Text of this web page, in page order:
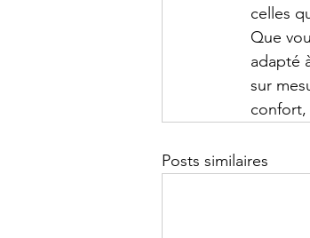
celles
Que
adapté
sur
confort,
Posts similaires